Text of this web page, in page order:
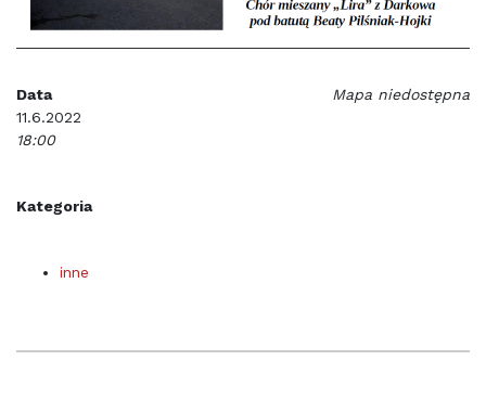
Mapa niedostępna
Data
11.6.2022
18:00
Kategoria
inne